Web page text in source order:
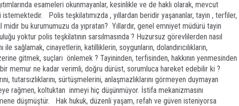
esameleri okunmayanlar, kesinlikle ve de haklı olarak, mevcut
Polis teşkilatımızda , yıllardan beridir yaşananlar, tayin , terfiler,
midir bu kurumumuzu da yıpratan? Yıllardır, genel emniyet müdürü tayin
yoktur polis teşkilatının sarsılmasında ? Huzursuz görevlilerden nasıl
sağlamak, cinayetlerin, katilliklerin, soygunların, dolandırıcılıkların,
gitmek, suçları önlemek ? Tayininden, terfisinden, hakkının yenmesinden
memur ne kadar verimli, doğru dürüst, sorumluca hareket edebilir ki ?
tutarsızlıklarını, sürtüşmelerini, anlaşmazlıklarını görmeyen duymayan
rağmen, koltuktan inmeyi hiç düşünmüyor. İstifa mekanizmasını
düşmüştür. Hak hukuk, düzenli yaşam, refah ve güven isteniyorsa